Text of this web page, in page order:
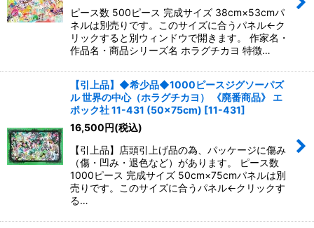
ピース数 500ピース 完成サイズ 38cm×53cmパ
ネルは別売りです。このサイズに合うパネル←ク
リックすると別ウィンドウで開きます。 作家名・
作品名・商品シリーズ名 ホラグチカヨ 特徴…
【引上品】◆希少品◆1000ピースジグソーパズ
ル 世界の中心（ホラグチカヨ） 《廃番商品》 エ
ポック社 11-431 (50×75cm) [11-431]
16,500円(税込)
【引上品】店頭引上げ品の為、パッケージに傷み
（傷・凹み・退色など）があります。 ピース数
1000ピース 完成サイズ 50cm×75cmパネルは別
売りです。このサイズに合うパネル←クリックす
る…